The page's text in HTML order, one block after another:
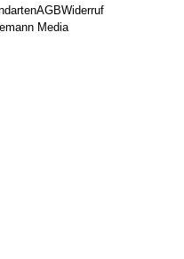
AGBWiderruf
Media